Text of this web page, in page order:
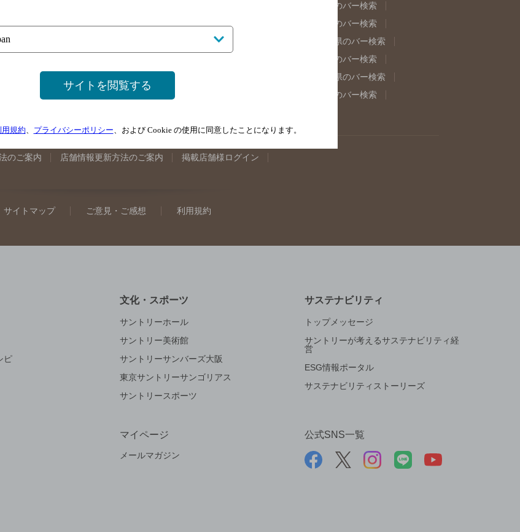
福島県のバー検索
東京都のバー検索
バー検索
岐阜県のバー検索
奈良県のバー検索
山口県のバー検索
島根県のバー検索
佐賀県のバー検索
のご案内 店舗情報更新方法のご案内 掲載店舗様ログイン
サイトマップ ご意見・ご感想 利用規約
ピ
文化・スポーツ
サントリーホール
サントリー美術館
サントリーサンバーズ大阪
東京サントリーサンゴリアス
サントリースポーツ
サステナビリティ
トップメッセージ
サントリーが考えるサステナビリティ経
営
ESG情報ポータル
サステナビリティストーリーズ
マイページ
メールマガジン
公式SNS一覧
サイトを閲覧する
用規約、 プライバシーポリシー、および Cookie の使用に同意したことになります。